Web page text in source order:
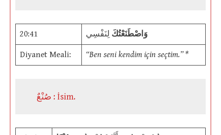
20:41 وَاصْطَنَعْتُكَ لِنَفْسِي
Diyanet Meali: “Ben seni kendim için seçtim.” *
صُنْعٌ : İsim.